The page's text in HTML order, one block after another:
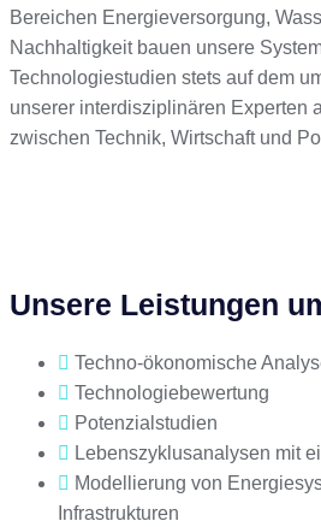
Bereichen Energieversorgung,
Nachhaltigkeit bauen unsere
Technologiestudien stets auf dem
unserer interdisziplinären Experten
zwischen Technik, Wirtschaft und
Unsere Leistungen
Techno-ökonomische
Technologiebewertung
Potenzialstudien
Lebenszyklusanalysen mit
Modellierung von
Infrastrukturen